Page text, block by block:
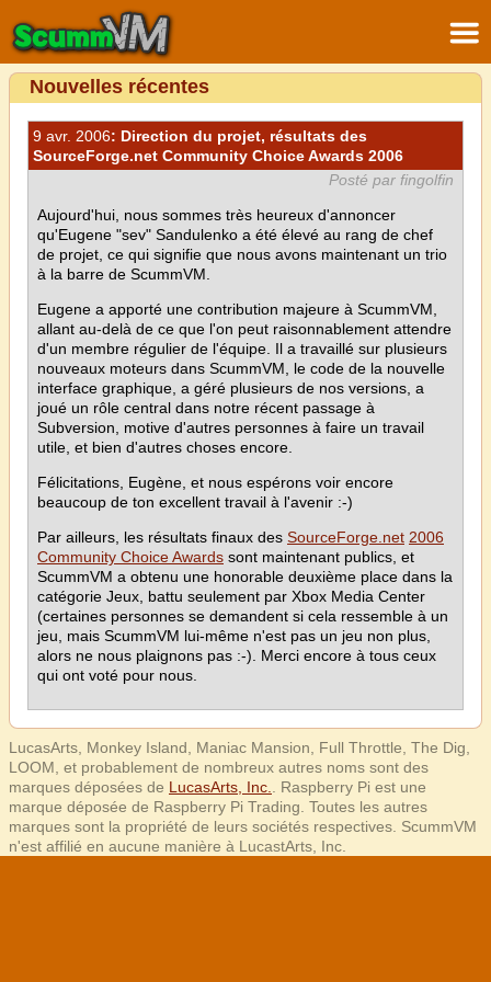
Nouvelles récentes
9 avr. 2006: Direction du projet, résultats des
SourceForge.net Community Choice Awards 2006
Posté par fingolfin
Aujourd'hui, nous sommes très heureux d'annoncer
qu'Eugene "sev" Sandulenko a été élevé au rang de chef
de projet, ce qui signifie que nous avons maintenant un trio
à la barre de ScummVM.
Eugene a apporté une contribution majeure à ScummVM,
allant au-delà de ce que l'on peut raisonnablement attendre
d'un membre régulier de l'équipe. Il a travaillé sur plusieurs
nouveaux moteurs dans ScummVM, le code de la nouvelle
interface graphique, a géré plusieurs de nos versions, a
joué un rôle central dans notre récent passage à
Subversion, motive d'autres personnes à faire un travail
utile, et bien d'autres choses encore.
Félicitations, Eugène, et nous espérons voir encore
beaucoup de ton excellent travail à l'avenir :-)
Par ailleurs, les résultats finaux des SourceForge.net 2006
Community Choice Awards sont maintenant publics, et
ScummVM a obtenu une honorable deuxième place dans la
catégorie Jeux, battu seulement par Xbox Media Center
(certaines personnes se demandent si cela ressemble à un
jeu, mais ScummVM lui-même n'est pas un jeu non plus,
alors ne nous plaignons pas :-). Merci encore à tous ceux
qui ont voté pour nous.
LucasArts, Monkey Island, Maniac Mansion, Full Throttle, The Dig,
LOOM, et probablement de nombreux autres noms sont des
marques déposées de LucasArts, Inc.
. Raspberry Pi est une
marque déposée de Raspberry Pi Trading. Toutes les autres
marques sont la propriété de leurs sociétés respectives. ScummVM
n'est affilié en aucune manière à LucastArts, Inc.